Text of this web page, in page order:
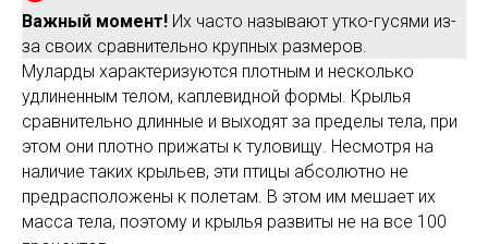
Важный момент! Их часто называют утко-гусями из-
за своих сравнительно крупных размеров.
Муларды характеризуются плотным и несколько
удлиненным телом, каплевидной формы. Крылья
сравнительно длинные и выходят за пределы тела, при
этом они плотно прижаты к туловищу. Несмотря на
наличие таких крыльев, эти птицы абсолютно не
предрасположены к полетам. В этом им мешает их
масса тела, поэтому и крылья развиты не на все 100